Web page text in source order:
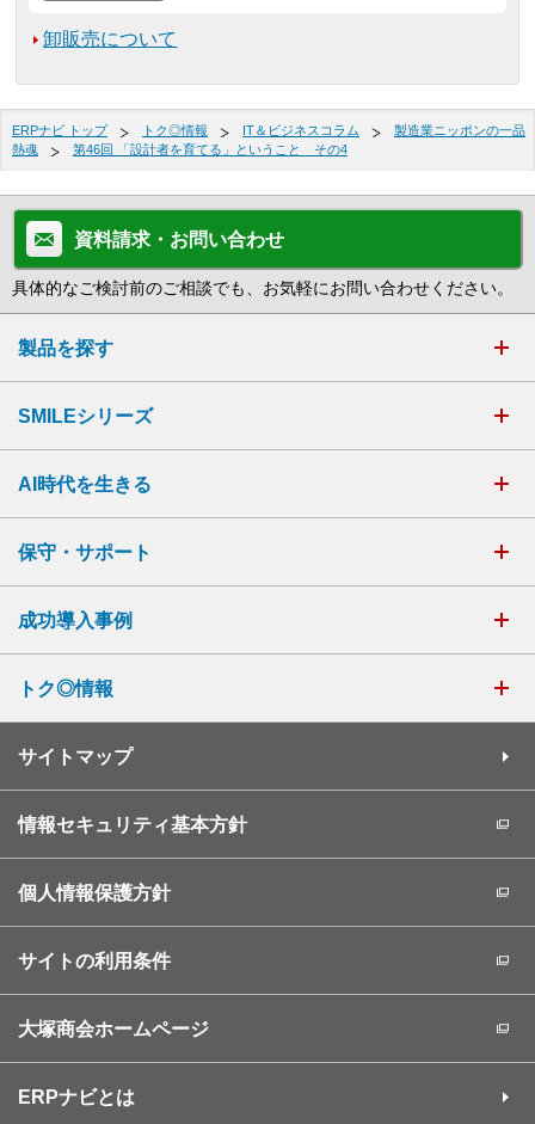
卸販売について
ERPナビ トップ トク◎情報 IT＆ビジネスコラム
製造業ニッポンの一品
熱魂
第46回 「設計者を育てる」ということ その4
資料請求・お問い合わせ
具体的なご検討前のご相談でも、お気軽にお問い合わせください。
製品を探す
SMILEシリーズ
AI時代を生きる
保守・サポート
成功導入事例
トク◎情報
サイトマップ
情報セキュリティ基本方針
個人情報保護方針
サイトの利用条件
大塚商会ホームページ
ERPナビとは